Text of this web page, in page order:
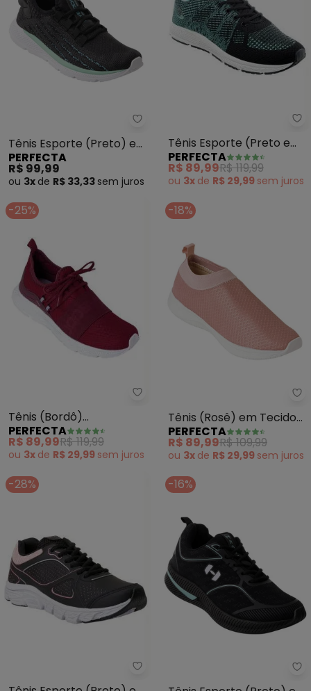
Perfecta - Tênis Esporte
Tênis Esporte (Preto) em
Tecido
PERFECTA
R$ 99,99
ou 3x de R$ 33,33 sem juros
Tênis Esporte (Preto e
Verde Água) em Tecido.
PERFECTA
R$ 89,99R$ 119,99
ou 3x de R$ 29,99 sem juros
-25%
Perfecta - Tênis (Bordô)
Tênis (Bordô)
Acompanha Braçadeira
para Celular
PERFECTA
R$ 89,99R$ 119,99
ou 3x de R$ 29,99 sem juros
-18%
Tênis (Rosê) em Tecido
com Elástico
PERFECTA
R$ 89,99R$ 109,99
ou 3x de R$ 29,99 sem juros
-28%
Perfecta - Tênis Esporte
-16%